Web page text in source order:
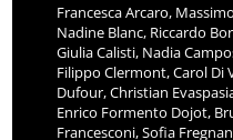
Francesca Arcaro,
Nadine Blanc, Riccardo
Giulia Calisti, Nadia
Filippo Clermont, Carol Di
Dufour, Christian
Enrico Formento Dojot,
Francesconi, Sofia